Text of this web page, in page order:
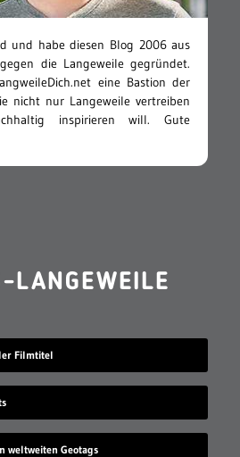
und habe diesen Blog 2006 aus
die Langeweile gegründet.
eine Bastion der
nicht nur Langeweile vertreiben
inspirieren will. Gute
LANGEWEILE
Filmtitel
weltweiten Geotags